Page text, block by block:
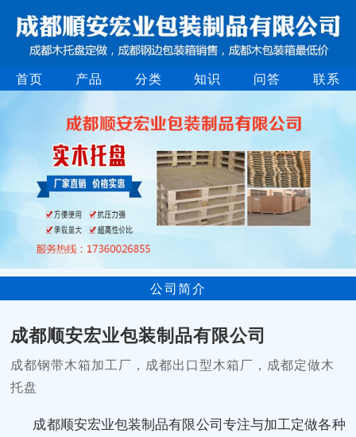
首页 产品 分类 知识 问答 联系
公司简介
成都顺安宏业包装制品有限公司
成都钢带木箱加工厂，成都出口型木箱厂，成都定做木
托盘
成都顺安宏业包装制品有限公司专注与加工定做各种